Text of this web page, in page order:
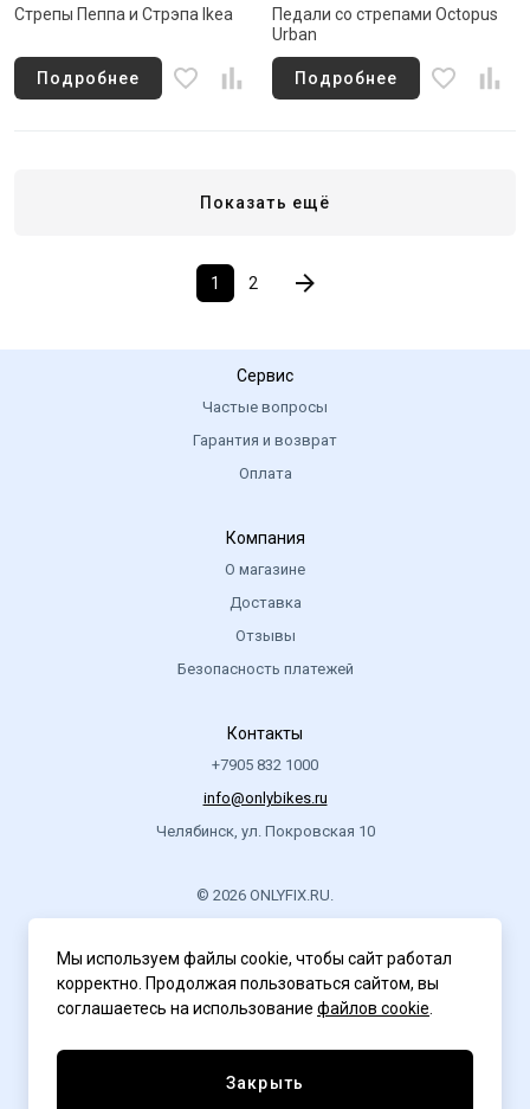
Стрепы Пеппа и Стрэпа Ikea
Подробнее
Педали со стрепами Octopus
Urban
Подробнее
Показать ещё
1 2
Сервис
Частые вопросы
Гарантия и возврат
Оплата
Компания
О магазине
Доставка
Отзывы
Безопасность платежей
Контакты
+7905 832 1000
info@onlybikes.ru
Челябинск, ул. Покровская 10
© 2026 ONLYFIX.RU.
.
Политика конфиденциальности
Мы используем файлы cookie, чтобы сайт работал
корректно. Продолжая пользоваться сайтом, вы
соглашаетесь на использование файлов cookie
Закрыть